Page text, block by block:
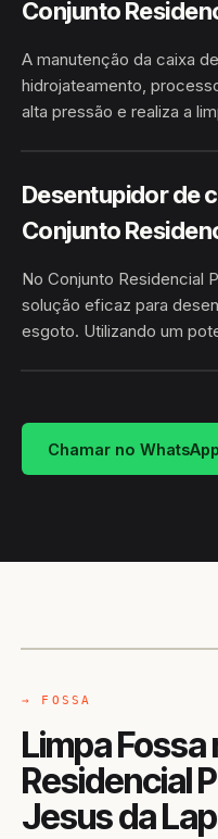
Conjunto
A manutenção da caixa
hidrojateamento,
alta pressão e realiza a
HIDROJATEAMENTO
Desentupidor de
Conjunto
No Conjunto Residencial
solução eficaz para
esgoto. Utilizando um
HIDROSUCÇÃO
Chamar no WhatsApp
→ FOSSA
Limpa
Residencial
Jesus da